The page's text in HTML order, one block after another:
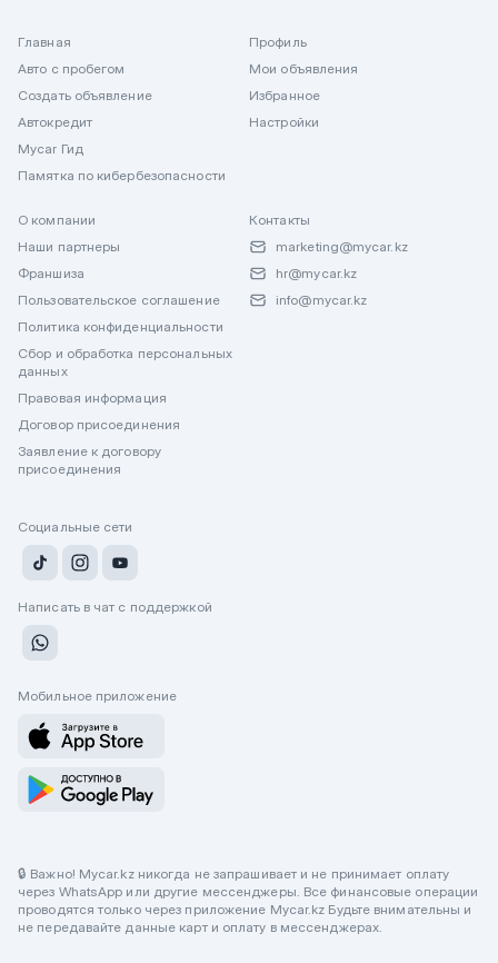
Главная
Авто с пробегом
Создать объявление
Автокредит
Mycar Гид
Памятка по кибербезопасности
Профиль
Мои объявления
Избранное
Настройки
О компании
Наши партнеры
Франшиза
Пользовательское соглашение
Политика конфиденциальности
Сбор и обработка персональных
данных
Правовая информация
Договор присоединения
Заявление к договору
присоединения
Контакты
marketing@mycar.kz
hr@mycar.kz
info@mycar.kz
Социальные сети
Написать в чат с поддержкой
Мобильное приложение
🔒 Важно! Mycar.kz никогда не запрашивает и не принимает оплату
через WhatsApp или другие мессенджеры. Все финансовые операции
проводятся только через приложение Mycar.kz Будьте внимательны и
не передавайте данные карт и оплату в мессенджерах.